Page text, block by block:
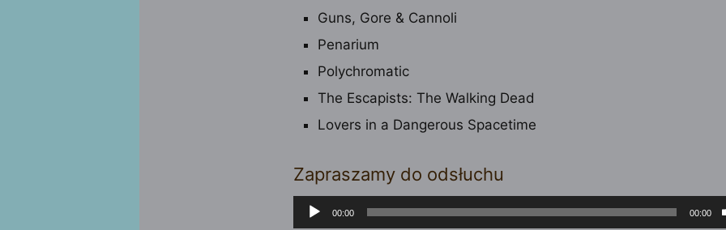
Guns, Gore & Cannoli
Penarium
Polychromatic
The Escapists: The Walking Dead
Lovers in a Dangerous Spacetime
Zapraszamy do odsłuchu
Odtwarzacz
00:00 00:00